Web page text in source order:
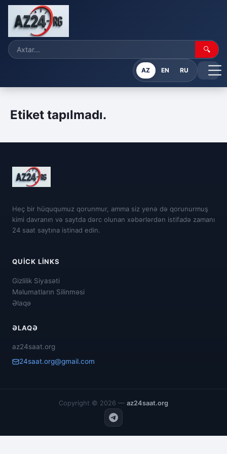
🔍
AZ EN RU
Etiket tapılmadı.
Heç bir hüququmuz qorunmur, amma siz yenə də qorunurmuş
kimi davranın və saytda dərc olunan xəbərlərdən istifadə zamanı
24 saat saytına istinad edin.
QUICK LINKS
Gizlilik Siyasəti
Məlumatların Silinməsi
Əlaqə
ƏLAQƏ
az24saat.org
24saat.org@gmail.com
Copyright © 2026 — az24saat.org